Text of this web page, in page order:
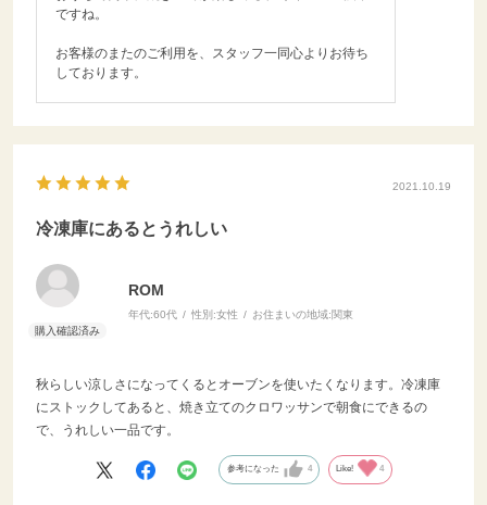
ですね。
お客様のまたのご利用を、スタッフ一同心よりお待ち
しております。
2021.10.19
冷凍庫にあるとうれしい
ROM
年代:60代 性別:女性 お住まいの地域:関東
秋らしい涼しさになってくるとオーブンを使いたくなります。冷凍庫
にストックしてあると、焼き立てのクロワッサンで朝食にできるの
で、うれしい一品です。
参考になった 4 Like! 4